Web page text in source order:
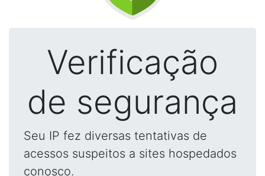
Verificação
de segurança
Seu IP fez diversas tentativas de
acessos suspeitos a sites hospedados
conosco.